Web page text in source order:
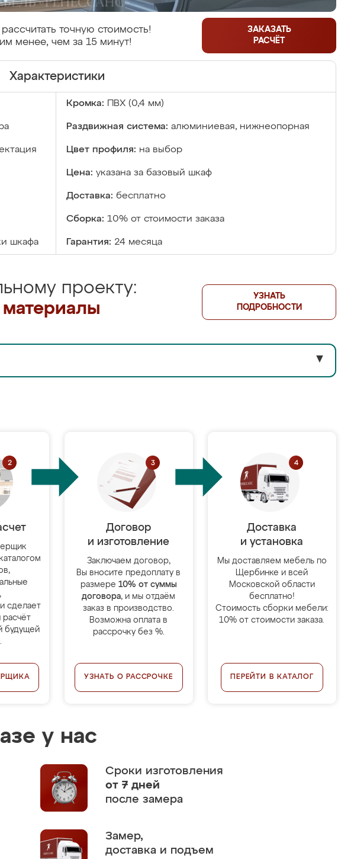
точную стоимость!
менее, чем за 15 минут!
ЗАКАЗАТЬ
РАСЧЁТ
Характеристики
Кромка: ПВХ (0,4 мм)
Раздвижная система: алюминиевая, нижнеопорная
Цвет профиля: на выбор
Цена: указана за базовый шкаф
Доставка: бесплатно
Сборка: 10% от стоимости заказа
шкафа Гарантия: 24 месяца
проекту:
УЗНАТЬ
ПОДРОБНОСТИ
▼
сделает
расчёт
будущей
Договор
и изготовление
Заключаем договор,
Вы вносите предоплату в
размере 10% от суммы
договора, и мы отдаём
заказ в производство.
Возможна оплата в
рассрочку без %.
УЗНАТЬ О РАССРОЧКЕ
Доставка
и установка
Мы доставляем мебель по
Щербинке и всей
Московской области
бесплатно!
Стоимость сборки мебели:
10% от стоимости заказа.
ПЕРЕЙТИ В КАТАЛОГ
у нас
Сроки изготовления
от 7 дней
после замера
Замер,
доставка и подъем